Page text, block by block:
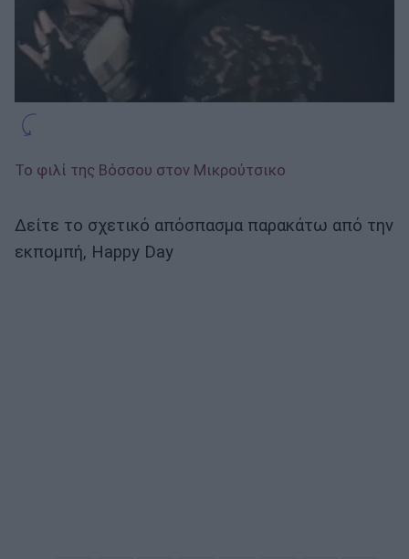
Το φιλί της Βόσσου στον Μικρούτσικο
Δείτε το σχετικό απόσπασμα παρακάτω από την
εκπομπή, Happy Day